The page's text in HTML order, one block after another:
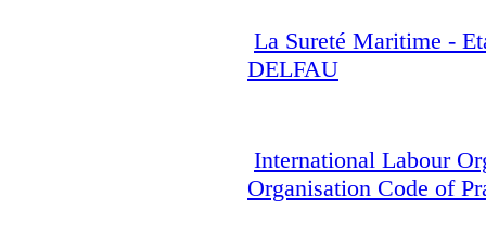
La Sureté Maritime -
DELFAU
International Labour
Organisation Code of